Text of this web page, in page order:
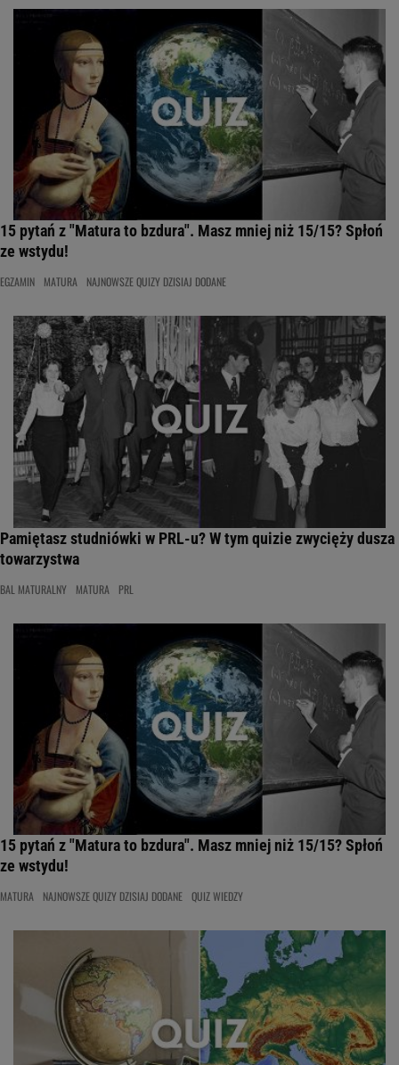
15 pytań z "Matura to bzdura". Masz mniej niż 15/15? Spłoń
ze wstydu!
EGZAMIN MATURA NAJNOWSZE QUIZY DZISIAJ DODANE
Pamiętasz studniówki w PRL-u? W tym quizie zwycięży dusza
towarzystwa
BAL MATURALNY MATURA PRL
15 pytań z "Matura to bzdura". Masz mniej niż 15/15? Spłoń
ze wstydu!
MATURA NAJNOWSZE QUIZY DZISIAJ DODANE QUIZ WIEDZY